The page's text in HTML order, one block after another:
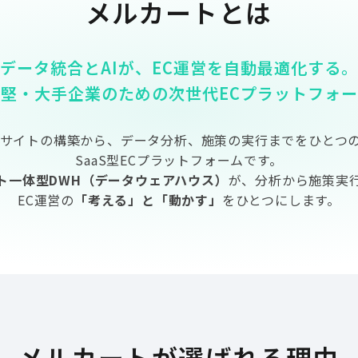
メルカートとは
データ統合とAIが、 EC運営を自動最適化する。
・大手企業のための次世代ECプラットフォ
イトの構築から、データ分析、施策の実行までをひとつ
SaaS型ECプラットフォームです。
体型DWH（データウェアハウス） が、分析から施策実
EC運営の 「考える」と「動かす」 をひとつにします。